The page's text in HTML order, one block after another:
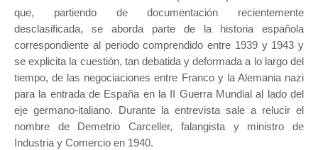
que, partiendo de documentación recientemente
desclasificada, se aborda parte de la historia española
correspondiente al periodo comprendido entre 1939 y 1943 y
se explicita la cuestión, tan debatida y deformada a lo largo del
tiempo, de las negociaciones entre Franco y la Alemania nazi
para la entrada de España en la II Guerra Mundial al lado del
eje germano-italiano. Durante la entrevista sale a relucir el
nombre de Demetrio Carceller, falangista y ministro de
Industria y Comercio en 1940.